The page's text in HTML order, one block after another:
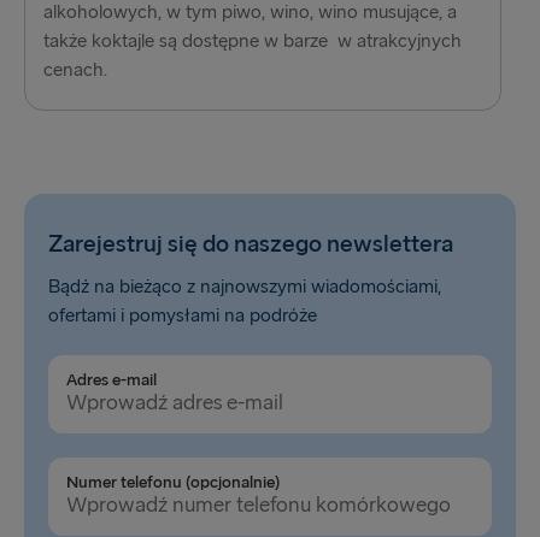
alkoholowych, w tym piwo, wino, wino musujące, a
także koktajle są dostępne w barze w atrakcyjnych
cenach.
Zarejestruj się do naszego newslettera
Bądź na bieżąco z najnowszymi wiadomościami,
ofertami i pomysłami na podróże
Adres e-mail
Numer telefonu (opcjonalnie)